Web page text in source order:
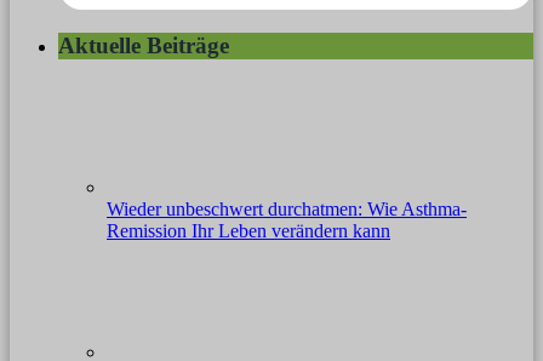
Aktuelle Beiträge
Wieder unbeschwert durchatmen: Wie Asthma-
Remission Ihr Leben verändern kann